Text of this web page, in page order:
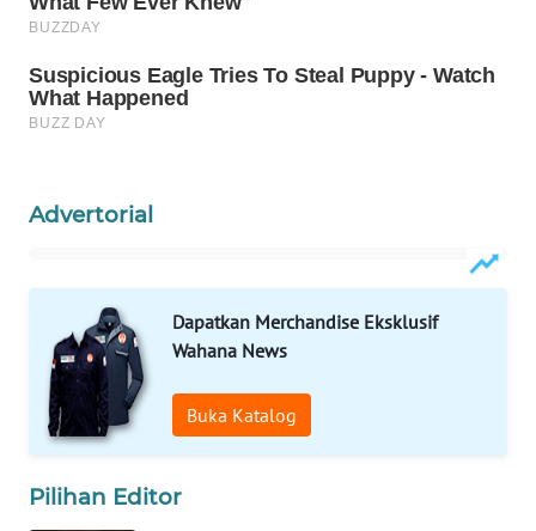
Advertorial
Dapatkan Merchandise Eksklusif
Wahana News
Buka Katalog
Pilihan Editor
INFRASTRUKTUR
WAHANA
KONSUMEN
WAHANA
TV
WAHANANEWS
ID